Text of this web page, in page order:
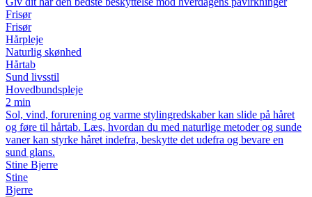
Frisør
Frisør
Hårpleje
Naturlig skønhed
Hårtab
Sund livsstil
Hovedbundspleje
2 min
Sol, vind, forurening og varme stylingredskaber kan slide på håret
og føre til hårtab. Læs, hvordan du med naturlige metoder og sunde
vaner kan styrke håret indefra, beskytte det udefra og bevare en
sund glans.
Stine Bjerre
Stine
Bjerre